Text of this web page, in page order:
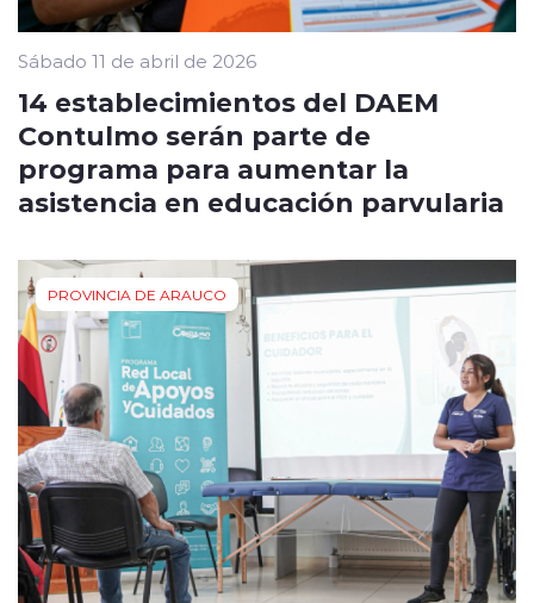
Sábado 11 de abril de 2026
14 establecimientos del DAEM
Contulmo serán parte de
programa para aumentar la
asistencia en educación parvularia
PROVINCIA DE ARAUCO